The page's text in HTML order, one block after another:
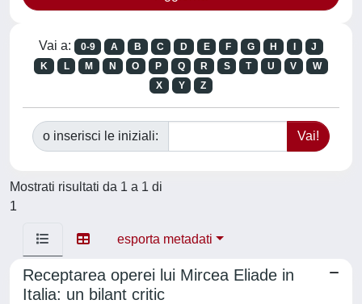
Vai a: 0-9 A B C D E F G H
J
K
L M N O P Q R S T U V
W
X
Y Z
o inserisci le iniziali:
Mostrati risultati da 1 a 1 di
1
esporta metadati
Receptarea operei lui Mircea Eliade in
Italia: un bilant critic